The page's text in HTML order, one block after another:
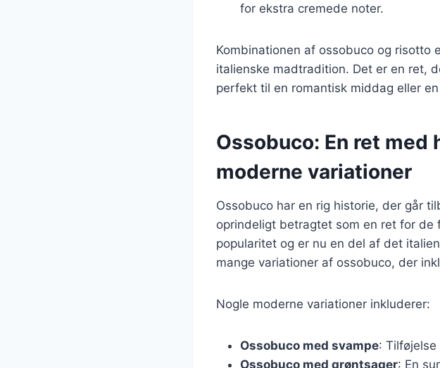
for ekstra cremede noter.
Kombinationen af ossobuco og risotto
italienske madtradition. Det er en ret,
perfekt til en romantisk middag eller
Ossobuco: En ret
moderne variationer
Ossobuco har en rig historie, der går
oprindeligt betragtet som en ret for de
popularitet og er nu en del af det
mange variationer af ossobuco, der
Nogle moderne variationer inkluderer:
Ossobuco med svampe:
Ossobuco med grøntsager: En